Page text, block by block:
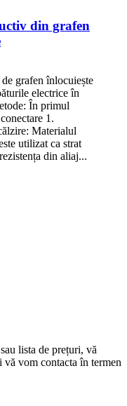
din grafen
grafen înlocuiește
electrice în
În primul
1.
Materialul
utilizat ca strat
din aliaj...
lista de prețuri, vă
vă vom contacta în termen